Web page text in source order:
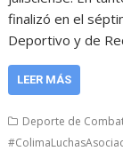
finalizó en el
Deportivo y de
LEER MÁS
Deporte de